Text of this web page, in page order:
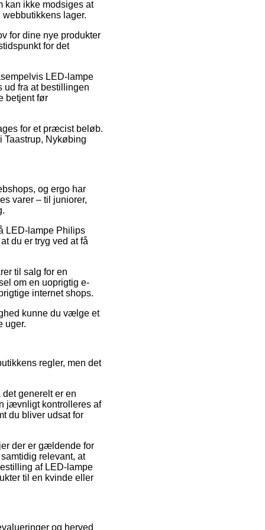
kan ikke modsiges at
lager.
for dine nye produkter
for det
LED-lampe
ud fra at bestillingen
betjent før
for et præcist beløb.
Taastrup, Nykøbing
og ergo har
varer – til juniorer,
LED-lampe Philips
du er tryg ved at få
til salg for en
om en uoprigtig e-
internet shops.
kunne du vælge et
uger.
regler, men det
generelt er en
jævnligt kontrolleres af
du bliver udsat for
der er gældende for
relevant, at
af LED-lampe
til en kvinde eller
og herved